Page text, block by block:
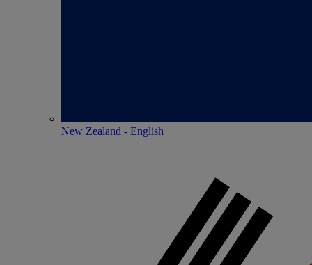
New Zealand - English